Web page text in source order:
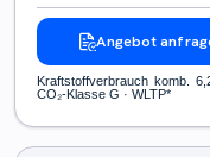
Angebot
Kraftstoffverbrauch komb.
CO₂-Klasse G · WLTP*